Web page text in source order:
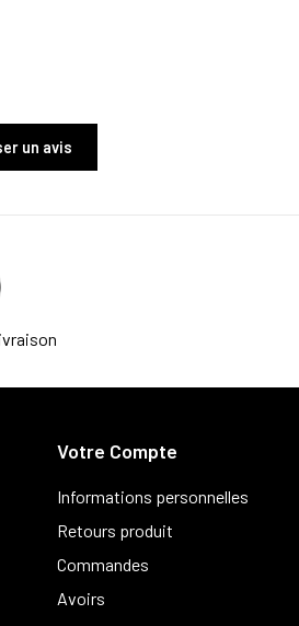
un avis
Votre Compte
Informations personnelles
Retours produit
Commandes
Avoirs